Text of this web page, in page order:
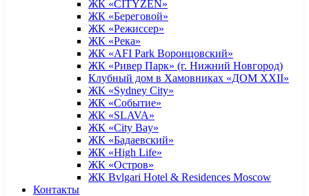
ЖК «CITYZEN»
ЖК «Береговой»
ЖК «Режиссер»
ЖК «Река»
ЖК «AFI Park Воронцовский»
ЖК «Ривер Парк» (г. Нижний Новгород)
Клубный дом в Хамовниках «ДОМ XXII»
ЖК «Sydney City»
ЖК «Событие»
ЖК «SLAVA»
ЖК «City Bay»
ЖК «Бадаевский»
ЖК «High Life»
ЖК «Остров»
ЖК Bvlgari Hotel & Residences Moscow
Контакты